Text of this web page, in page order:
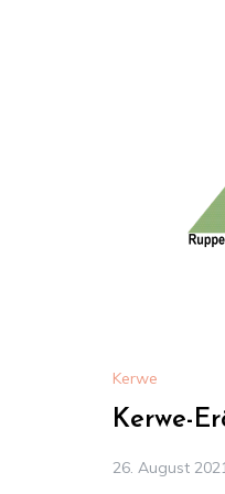
Kerwe
Kerwe-
26. August